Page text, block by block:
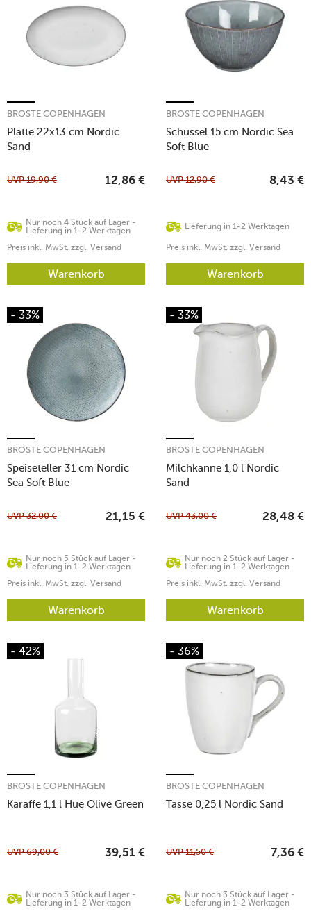
Platte 22x13 cm Nordic
Sand
BROSTE COPENHAGEN
Nur noch 4 Stück auf Lager -
Lieferung in 1-2 Werktagen
UVP19,90 € 12,86 €
Preis inkl. MwSt. zzgl. Versand
Warenkorb
Schüssel 15 cm Nordic Sea
Soft Blue
BROSTE COPENHAGEN
Lieferung in 1-2 Werktagen
UVP12,90 € 8,43 €
Preis inkl. MwSt. zzgl. Versand
Warenkorb
- 33%
Speiseteller 31 cm Nordic
Sea Soft Blue
BROSTE COPENHAGEN
Nur noch 5 Stück auf Lager -
Lieferung in 1-2 Werktagen
UVP32,00 € 21,15 €
Preis inkl. MwSt. zzgl. Versand
Warenkorb
- 33%
Milchkanne 1,0 l Nordic
Sand
BROSTE COPENHAGEN
Nur noch 2 Stück auf Lager -
Lieferung in 1-2 Werktagen
UVP43,00 € 28,48 €
Preis inkl. MwSt. zzgl. Versand
Warenkorb
- 42%
Karaffe 1,1 l Hue Olive Green
BROSTE COPENHAGEN
Nur noch 3 Stück auf Lager -
Lieferung in 1-2 Werktagen
UVP69,00 € 39,51 €
- 36%
Tasse 0,25 l Nordic Sand
BROSTE COPENHAGEN
Nur noch 3 Stück auf Lager -
Lieferung in 1-2 Werktagen
UVP11,50 € 7,36 €